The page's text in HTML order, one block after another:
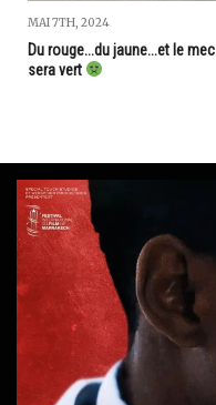
MAI 7TH, 2024
Du rouge...du jaune...et le mec
sera vert